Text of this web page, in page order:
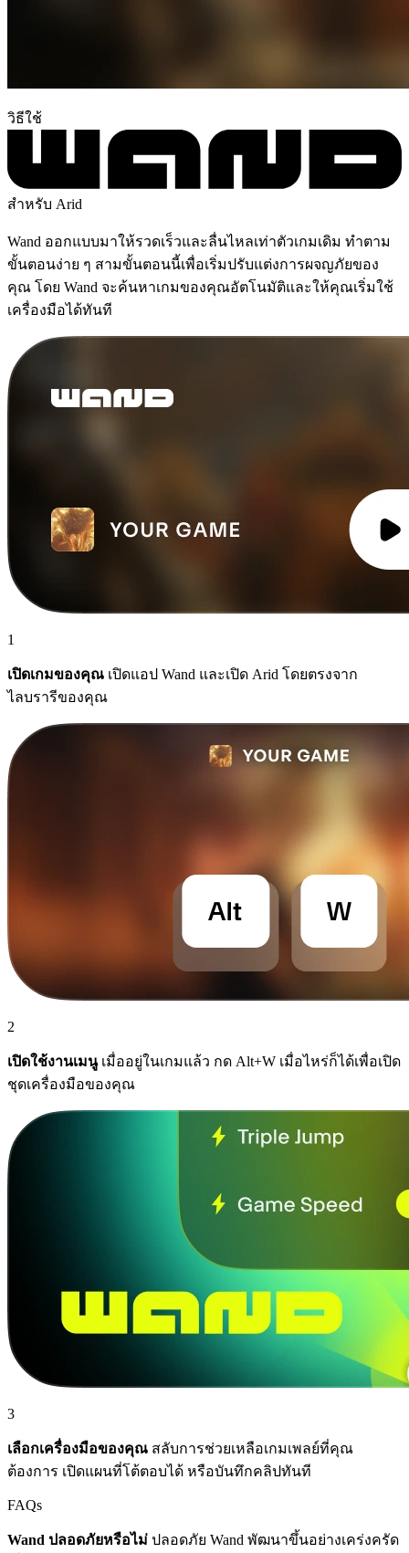
วิธีใช้
สำหรับ Arid
Wand ออกแบบมาให้รวดเร็วและลื่นไหลเท่าตัวเกมเดิม ทำตาม
ขั้นตอนง่าย ๆ สามขั้นตอนนี้เพื่อเริ่มปรับแต่งการผจญภัยของ
คุณ โดย Wand จะค้นหาเกมของคุณอัตโนมัติและให้คุณเริ่มใช้
เครื่องมือได้ทันที
1
เปิดเกมของคุณ เปิดแอป Wand และเปิด Arid โดยตรงจาก
ไลบรารีของคุณ
2
เปิดใช้งานเมนูเมื่ออยู่ในเกมแล้ว กด Alt+W เมื่อไหร่ก็ได้เพื่อเปิด
ชุดเครื่องมือของคุณ
3
เลือกเครื่องมือของคุณ สลับการช่วยเหลือเกมเพลย์ที่คุณ
ต้องการ เปิดแผนที่โต้ตอบได้ หรือบันทึกคลิปทันที
FAQs
Wand ปลอดภัยหรือไม่ ปลอดภัย Wand พัฒนาขึ้นอย่างเคร่งครัด